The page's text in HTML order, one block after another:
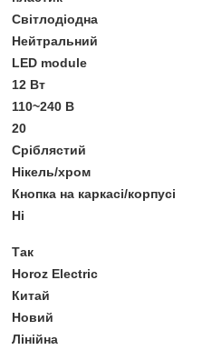
Світлодіодна
Нейтральний
LED module
12 Вт
110~240 В
20
Сріблястий
Нікель/хром
Кнопка на каркасі/корпусі
Ні
Так
Horoz Electric
Китай
Новий
Лінійна